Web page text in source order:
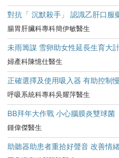
對抗「 沉默殺手」 認識乙肝口服
腸胃肝臟科專科簡伊敏醫生
未雨籌謀 雪卵助女性延長生育大
婦產科陳憶仕醫生
正確選擇及使用吸入器 有助控制
呼吸系統科專科吳耀萍醫生
BB拜年大作戰 小心腦膜炎雙球菌
鍾偉傑醫生
助聽器助患者重拾好聲音 改善情